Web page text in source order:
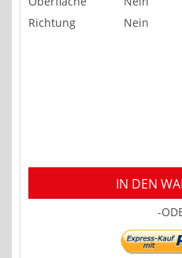
Richtung
Nein
IN DEN
-